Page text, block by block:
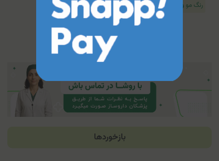
رنگ مو و ابرو
بازخوردها